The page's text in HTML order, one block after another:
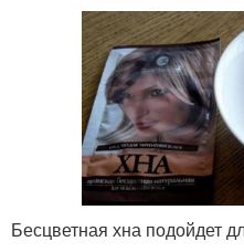
Бесцветная хна подойдет